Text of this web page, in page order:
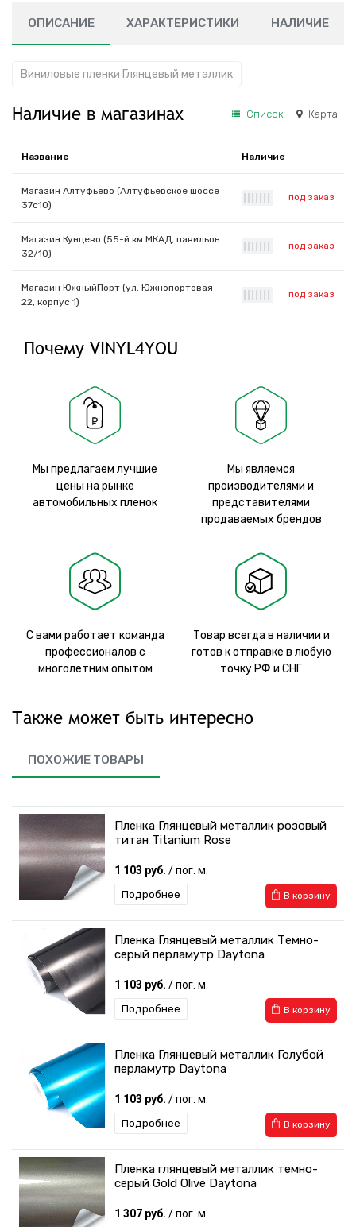
ОПИСАНИЕ ХАРАКТЕРИСТИКИ НАЛИЧИЕ
Виниловые пленки Глянцевый металлик
Наличие в магазинах Список Карта
Название Наличие
Магазин Алтуфьево (Алтуфьевское шоссе
37с10)
под заказ
Магазин Кунцево (55-й км МКАД, павильон
32/10)
под заказ
Магазин ЮжныйПорт (ул. Южнопортовая
22, корпус 1)
под заказ
Почему VINYL4YOU
Мы предлагаем лучшие
цены на рынке
автомобильных пленок
Мы являемся
производителями и
представителями
продаваемых брендов
С вами работает команда
профессионалов с
многолетним опытом
Товар всегда в наличии и
готов к отправке в любую
точку РФ и СНГ
Также может быть интересно
ПОХОЖИЕ ТОВАРЫ
Пленка Глянцевый металлик розовый
титан Titanium Rose
1 103 руб. / пог. м.
В корзину
Подробнее
Пленка Глянцевый металлик Темно-
серый перламутр Daytona
1 103 руб. / пог. м.
В корзину
Подробнее
Пленка Глянцевый металлик Голубой
перламутр Daytona
1 103 руб. / пог. м.
В корзину
Подробнее
Пленка глянцевый металлик темно-
серый Gold Olive Daytona
1 307 руб. / пог. м.